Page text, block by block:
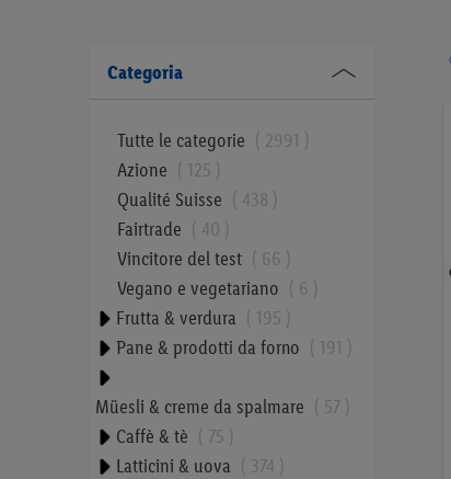
Categoria
Tutte le categorie
2991
Azione
125
Qualité Suisse
438
Fairtrade
40
Vincitore del test
66
Vegano e vegetariano
6
Frutta & verdura
195
Pane & prodotti da forno
191
Müesli & creme da spalmare
57
Caffè & tè
75
Latticini & uova
374